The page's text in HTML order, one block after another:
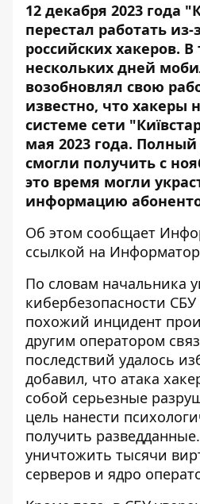
12 декабря 2023 года
перестал работать из-
российских хакеров. В
нескольких дней
возобновлял свою
известно, что хакеры
системе сети
мая 2023 года. Полный
смогли получить с
это время могли
информацию
Об этом сообщает
ссылкой на
По словам начальника
кибербезопасности
похожий инцидент
другим оператором
последствий удалось
добавил, что атака
собой серьезные
цель нанести
получить
уничтожить тысячи
серверов и ядро